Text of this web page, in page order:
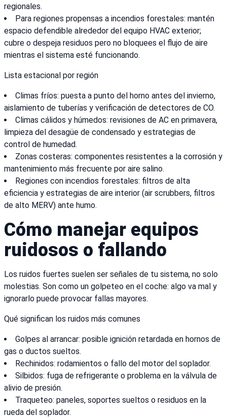
regionales.
Para regiones propensas a incendios forestales: mantén
espacio defendible alrededor del equipo HVAC exterior;
cubre o despeja residuos pero no bloquees el flujo de aire
mientras el sistema esté funcionando.
Lista estacional por región
Climas fríos: puesta a punto del horno antes del invierno,
aislamiento de tuberías y verificación de detectores de CO.
Climas cálidos y húmedos: revisiones de AC en primavera,
limpieza del desagüe de condensado y estrategias de
control de humedad.
Zonas costeras: componentes resistentes a la corrosión y
mantenimiento más frecuente por aire salino.
Regiones con incendios forestales: filtros de alta
eficiencia y estrategias de aire interior (air scrubbers, filtros
de alto MERV) ante humo.
Cómo manejar equipos
ruidosos o fallando
Los ruidos fuertes suelen ser señales de tu sistema, no solo
molestias. Son como un golpeteo en el coche: algo va mal y
ignorarlo puede provocar fallas mayores.
Qué significan los ruidos más comunes
Golpes al arrancar: posible ignición retardada en hornos de
gas o ductos sueltos.
Rechinidos: rodamientos o fallo del motor del soplador.
Silbidos: fuga de refrigerante o problema en la válvula de
alivio de presión.
Traqueteo: paneles, soportes sueltos o residuos en la
rueda del soplador.